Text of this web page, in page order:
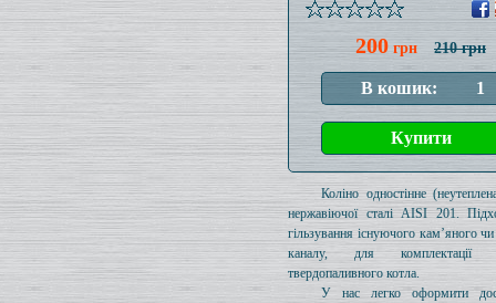
200 грн 210 грн
Коліно одностінне
нержавіючої сталі AISI 201.
гільзування існуючого кам’яного
каналу, для комплектації
твердопаливного котла.
У нас легко оформити